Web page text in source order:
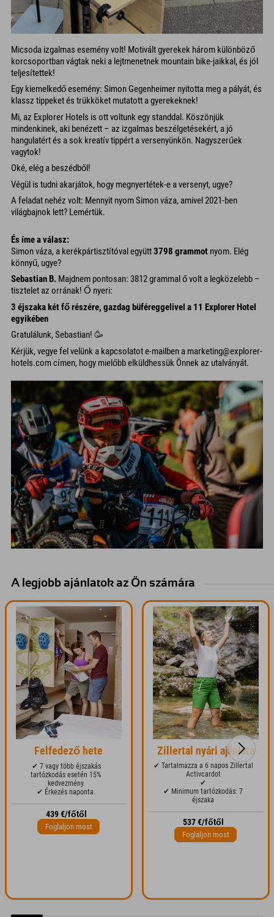
Micsoda izgalmas esemény volt! Motivált gyerekek három különböző
korcsoportban vágtak neki a lejtmenetnek mountain bike-jaikkal, és jól
teljesítettek!
Egy kiemelkedő esemény: Simon Gegenheimer nyitotta meg a pályát, és
klassz tippeket és trükköket mutatott a gyerekeknek!
Mi, az Explorer Hotels is ott voltunk egy standdal. Köszönjük
mindenkinek, aki benézett – az izgalmas beszélgetésekért, a jó
hangulatért és a sok kreatív tippért a versenyünkön. Nagyszerűek
vagytok!
Oké, elég a beszédből!
Végül is tudni akarjátok, hogy megnyertétek-e a versenyt, ugye?
A feladat nehéz volt: Mennyit nyom Simon váza, amivel 2021-ben
világbajnok lett? Lemértük.
És íme a válasz:
Simon váza, a kerékpártisztítóval együtt3798 grammot nyom. Elég
könnyű, ugye?
Sebastian B. Majdnem pontosan: 3812 grammal ő volt a legközelebb –
tisztelet az orrának! Ő nyeri:
3 éjszaka két fő részére, gazdag büféreggelivel a 11 Explorer Hotel
egyikében
Gratulálunk, Sebastian! 🥳
Kérjük, vegye fel velünk a kapcsolatot e-mailben a marketing@explorer-
hotels.com címen, hogy mielőbb elküldhessük Önnek az utalványát.
A legjobb ajánlatok az Ön számára
Felfedező hete
✔ 7 vagy több éjszakás
tartózkodás esetén 15%
kedvezmény.
✔ Érkezés naponta.
439 €/főtől
Foglaljon most
Zillertal nyári ajánlata
✔ Tartalmazza a 6 napos Zillertal
Activcardot
✔
✔ Minimum tartózkodás: 7
éjszaka
537 €/főtől
Foglaljon most